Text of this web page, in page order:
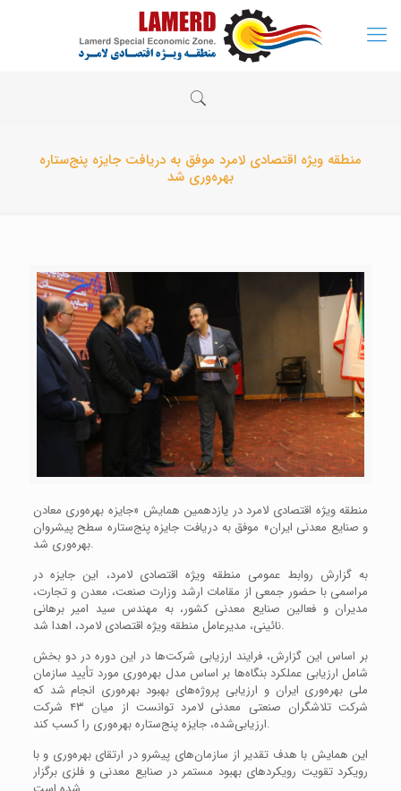
منطقه ویژه اقتصادی لامرد موفق به دریافت جایزه پنج‌ستاره
بهره‌وری شد
منطقه ویژه اقتصادی لامرد در یازدهمین همایش «جایزه بهره‌وری معادن
و صنایع معدنی ایران» موفق به دریافت جایزه پنج‌ستاره سطح پیشروان
بهره‌وری شد.
به گزارش روابط عمومی منطقه ویژه اقتصادی لامرد، این جایزه در
مراسمی با حضور جمعی از مقامات ارشد وزارت صنعت، معدن و تجارت،
مدیران و فعالین صنایع معدنی کشور، به مهندس سید امیر برهانی
نائینی، مدیرعامل منطقه ویژه اقتصادی لامرد، اهدا شد.
بر اساس این گزارش، فرایند ارزیابی شرکت‌ها در این دوره در دو بخش
شامل ارزیابی عملکرد بنگاه‌ها بر اساس مدل بهره‌وری مورد تأیید سازمان
ملی بهره‌وری ایران و ارزیابی پروژه‌های بهبود بهره‌وری انجام شد که
شرکت تلاشگران صنعتی معدنی لامرد توانست از میان ۴۳ شرکت
ارزیابی‌شده، جایزه پنج‌ستاره بهره‌وری را کسب کند.
این همایش با هدف تقدیر از سازمان‌های پیشرو در ارتقای بهره‌وری و با
رویکرد تقویت رویکردهای بهبود مستمر در صنایع معدنی و فلزی برگزار